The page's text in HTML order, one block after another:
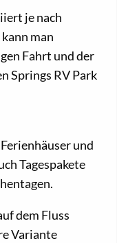
je nach
man
Fahrt und der
Springs RV Park
und
Tagespakete
dem Fluss
Variante